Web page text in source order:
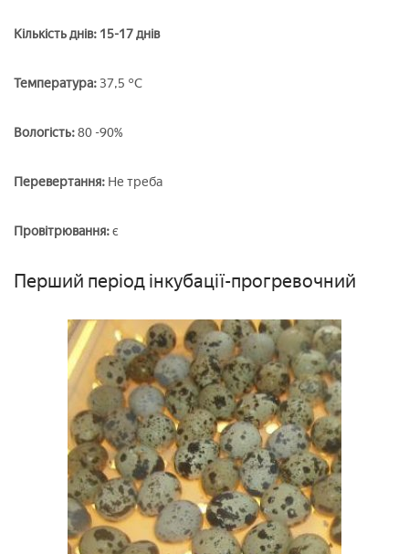
Кількість днів: 15-17 днів
Температура: 37,5 °С
Вологість:80 -90%
Перевертання: Не треба
Провітрювання:є
Перший період інкубації-прогревочний